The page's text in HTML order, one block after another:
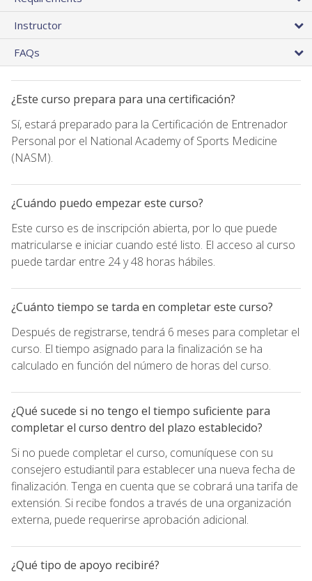
Instructor
FAQs
¿Este curso prepara para una certificación?
Sí, estará preparado para la Certificación de Entrenador
Personal por el National Academy of Sports Medicine
(NASM).
¿Cuándo puedo empezar este curso?
Este curso es de inscripción abierta, por lo que puede
matricularse e iniciar cuando esté listo. El acceso al curso
puede tardar entre 24 y 48 horas hábiles.
¿Cuánto tiempo se tarda en completar este curso?
Después de registrarse, tendrá 6 meses para completar el
curso. El tiempo asignado para la finalización se ha
calculado en función del número de horas del curso.
¿Qué sucede si no tengo el tiempo suficiente para
completar el curso dentro del plazo establecido?
Si no puede completar el curso, comuníquese con su
consejero estudiantil para establecer una nueva fecha de
finalización. Tenga en cuenta que se cobrará una tarifa de
extensión. Si recibe fondos a través de una organización
externa, puede requerirse aprobación adicional.
¿Qué tipo de apoyo recibiré?